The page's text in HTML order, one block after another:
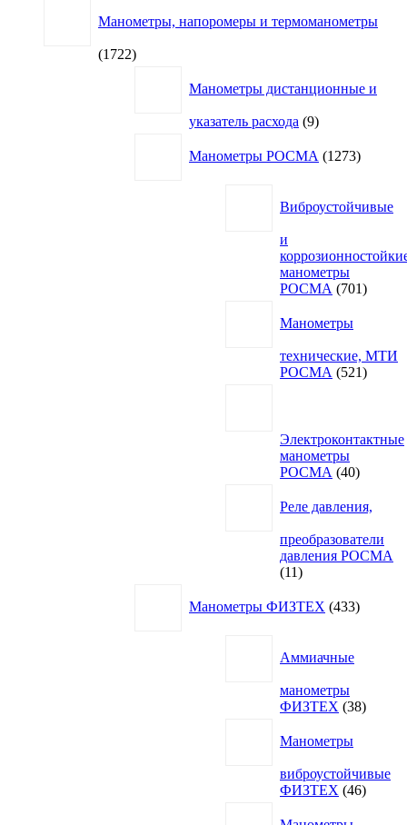
Манометры, напоромеры и термоманометры
17221722
Манометры дистанционные и
указатель расхода 99
Манометры РОСМА
1273товара
Виброустойчивые
и
манометры
РОСМА
701701
Манометры
технические, МТИ
РОСМА
521521
Электроконтактные
манометры
РОСМА
4040
Реле давления,
преобразователи
давления РОСМА
1111
Манометры ФИЗТЕХ 433товара
Аммиачные
манометры
ФИЗТЕХ 3838
Манометры
виброустойчивые
ФИЗТЕХ 4646